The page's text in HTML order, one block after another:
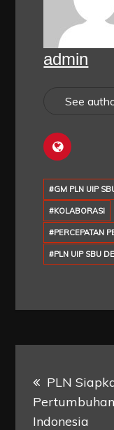
admin
See
#GM PLN UIP
#KOLABORASI
#PERCEPATAN
#PLN UIP SBU
PLN
Indonesia